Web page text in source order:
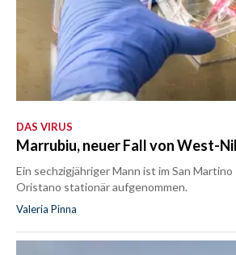
DAS VIRUS
Marrubiu, neuer Fall von West-
Ein sechzigjähriger Mann ist im San
Oristano stationär aufgenommen.
Valeria Pinna